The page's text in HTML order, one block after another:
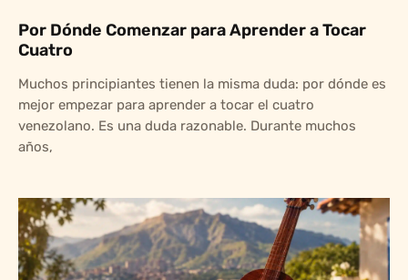
Por Dónde Comenzar para Aprender a Tocar
Cuatro
Muchos principiantes tienen la misma duda: por dónde es
mejor empezar para aprender a tocar el cuatro
venezolano. Es una duda razonable. Durante muchos
años,